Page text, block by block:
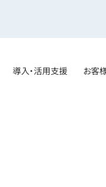
導入・活用支援 お客